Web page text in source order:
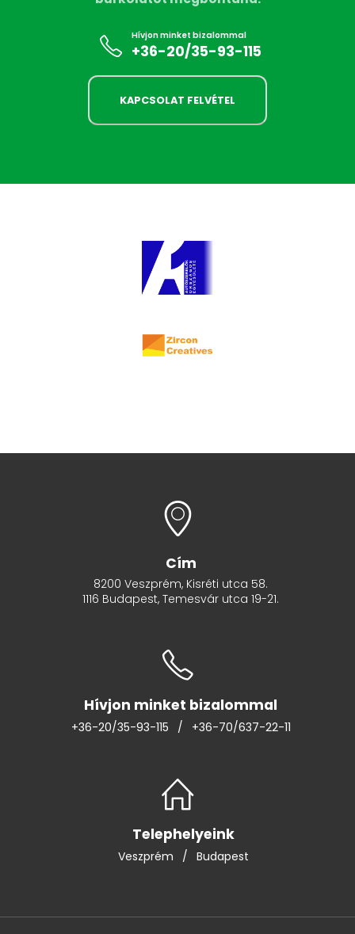
Hívjon minket bizalommal
+36-20/35-93-115
KAPCSOLAT FELVÉTEL
Cím
8200 Veszprém, Kisréti utca 58.
1116 Budapest, Temesvár utca 19-21.
Hívjon minket bizalommal
+36-20/35-93-115 / +36-70/637-22-11
Telephelyeink
Veszprém / Budapest